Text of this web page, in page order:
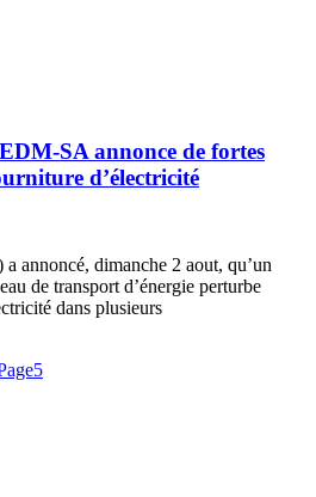
SA annonce de fortes
d’électricité
annoncé, dimanche 2 aout, qu’un
de transport d’énergie perturbe
dans plusieurs
5